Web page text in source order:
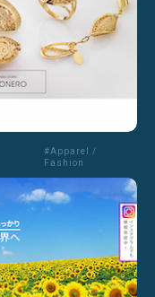
#Apparel /
Fashion